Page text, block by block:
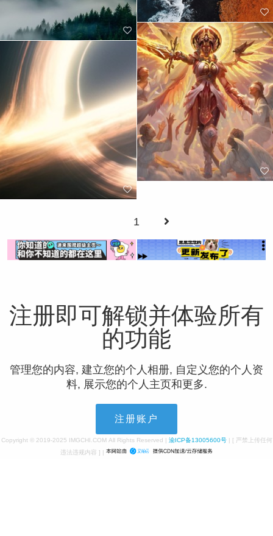
1
注册即可解锁并体验所有
的功能
管理您的内容, 建立您的个人相册, 自定义您的个人资
料, 展示您的个人主页和更多.
注册账户
Copyright © 2019-2025 IMGCHI.COM All Rights Reserved | 渝ICP备13005600号| [ 严禁上传任何
违法违规内容 ] |